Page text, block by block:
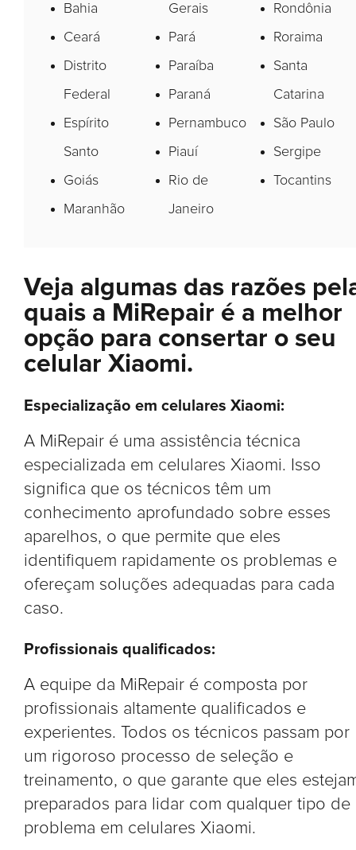
Bahia
Ceará
Distrito
Federal
Espírito
Santo
Goiás
Maranhão
Gerais
Pará
Paraíba
Paraná
Pernambuco
Piauí
Rio de
Janeiro
Rondônia
Roraima
Santa
Catarina
São Paulo
Sergipe
Tocantins
Veja algumas das razões
quais a MiRepair é a melhor
opção para consertar o seu
celular Xiaomi.
Especialização em celulares Xiaomi:
A MiRepair é uma assistência técnica
especializada em celulares Xiaomi. Isso
significa que os técnicos têm um
conhecimento aprofundado sobre esses
aparelhos, o que permite que eles
identifiquem rapidamente os problemas e
ofereçam soluções adequadas para cada
caso.
Profissionais qualificados:
A equipe da MiRepair é composta por
profissionais altamente qualificados e
experientes. Todos os técnicos passam por
um rigoroso processo de seleção e
treinamento, o que garante que eles
preparados para lidar com qualquer tipo de
problema em celulares Xiaomi.